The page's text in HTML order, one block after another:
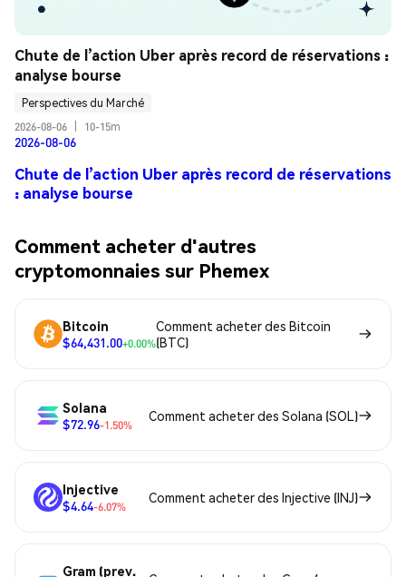
Chute de l’action Uber après record de réservations :
analyse bourse
Perspectives du Marché
2026-08-06
10-15m
2026-08-06
Chute de l’action Uber après record de réservations
: analyse bourse
Comment acheter d'autres
cryptomonnaies sur Phemex
Bitcoin
$64,431.00+0.00%
Comment acheter des Bitcoin
(BTC)
Solana
$72.96-1.50%
Comment acheter des Solana (SOL)
Injective
$4.64-6.07%
Comment acheter des Injective (INJ)
Gram (prev.